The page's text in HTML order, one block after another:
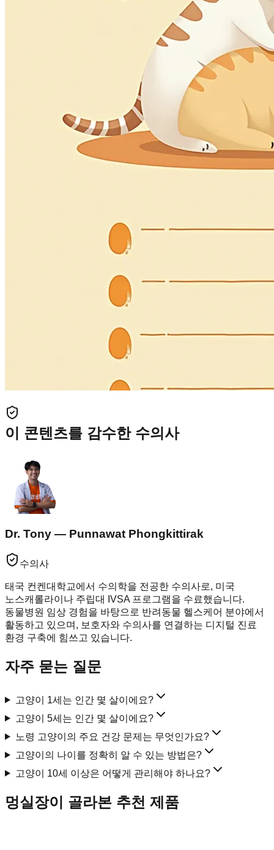
이 콘텐츠를 감수한 수의사
Dr. Tony — Punnawat Phongkittirak
수의사
태국 컨켄대학교에서 수의학을 전공한 수의사로, 미국
노스캐롤라이나 주립대 IVSA 프로그램을 수료했습니다.
동물병원 임상 경험을 바탕으로 반려동물 헬스케어 분야에서
활동하고 있으며, 보호자와 수의사를 연결하는 디지털 진료
환경 구축에 힘쓰고 있습니다.
자주 묻는 질문
고양이 1세는 인간 몇 살이에요?
고양이 5세는 인간 몇 살이에요?
노령 고양이의 주요 건강 문제는 무엇인가요?
고양이의 나이를 정확히 알 수 있는 방법은?
고양이 10세 이상은 어떻게 관리해야 하나요?
멍실장이 골라본 추천 제품